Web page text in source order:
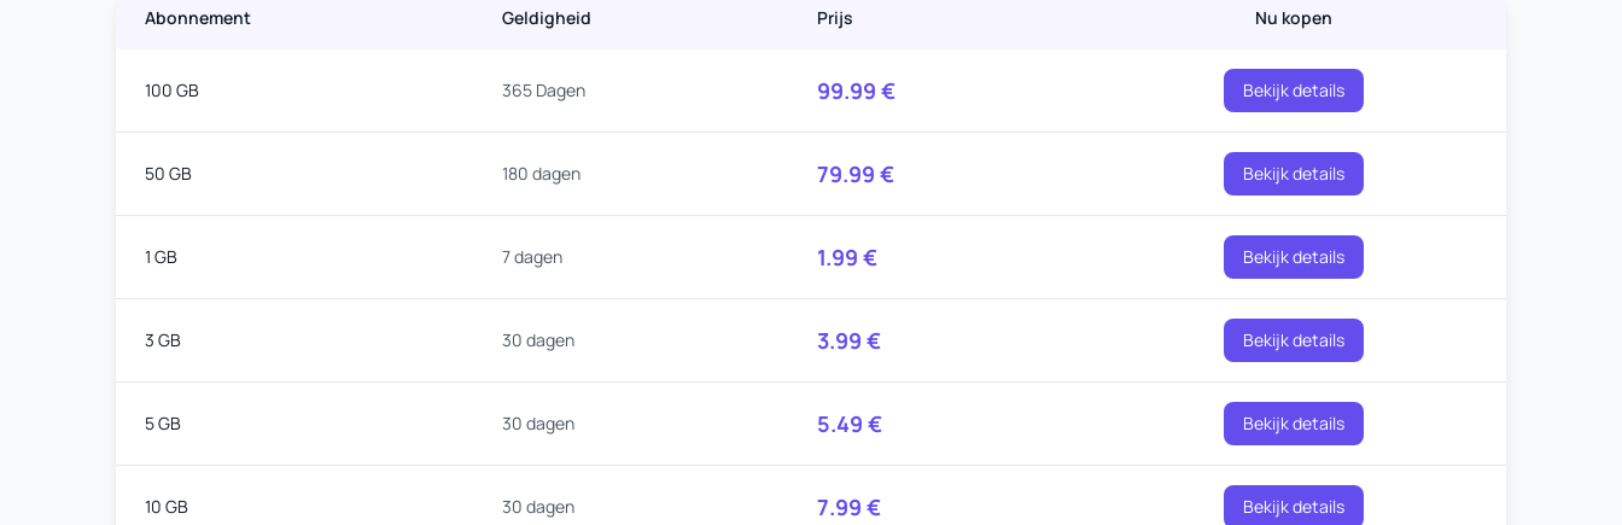
Abonnement Geldigheid Prijs Nu kopen
100 GB 365 Dagen 99.99 € Bekijk details
50 GB 180 dagen 79.99 € Bekijk details
1 GB 7 dagen 1.99 € Bekijk details
3 GB 30 dagen 3.99 € Bekijk details
5 GB 30 dagen 5.49 € Bekijk details
10 GB 30 dagen 7.99 € Bekijk details